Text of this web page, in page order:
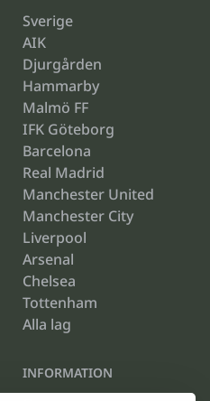
Sverige
AIK
Djurgården
Hammarby
Malmö FF
IFK Göteborg
Barcelona
Real Madrid
Manchester United
Manchester City
Liverpool
Arsenal
Chelsea
Tottenham
Alla lag
INFORMATION